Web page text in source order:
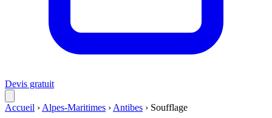
Devis gratuit
Accueil › Alpes-Maritimes › Antibes › Soufflage